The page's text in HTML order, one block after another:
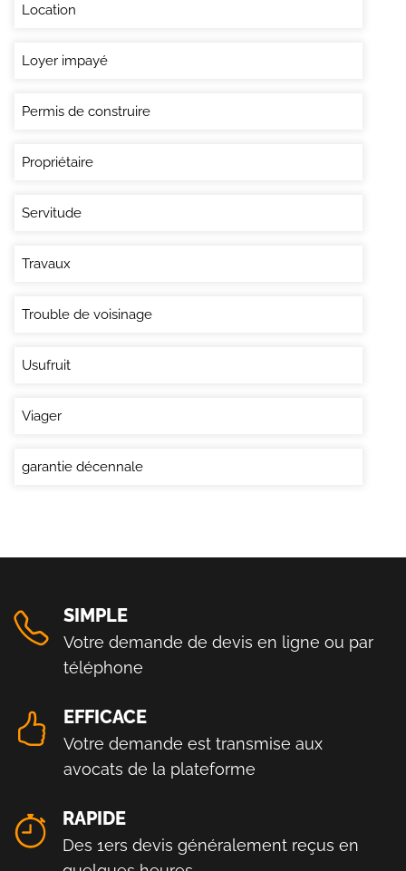
Location
Loyer impayé
Permis de construire
Propriétaire
Servitude
Travaux
Trouble de voisinage
Usufruit
Viager
garantie décennale
SIMPLE
Votre demande de devis en ligne ou par
téléphone
EFFICACE
Votre demande est transmise aux
avocats de la plateforme
RAPIDE
Des 1ers devis généralement reçus en